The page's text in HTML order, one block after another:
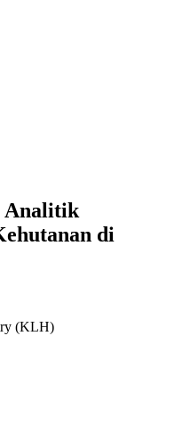
Analitik
di
(KLH)